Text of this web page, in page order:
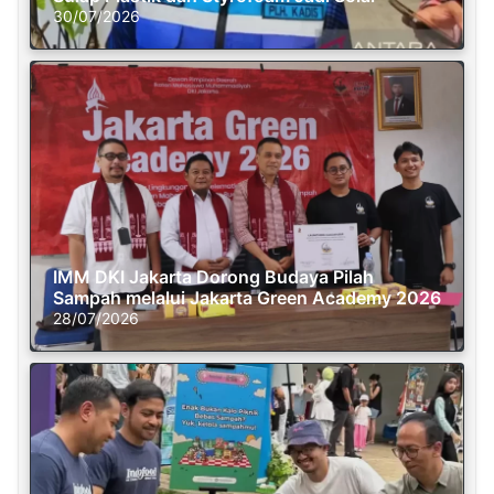
30/07/2026
IMM DKI Jakarta Dorong Budaya Pilah
Sampah melalui Jakarta Green Academy 2026
28/07/2026